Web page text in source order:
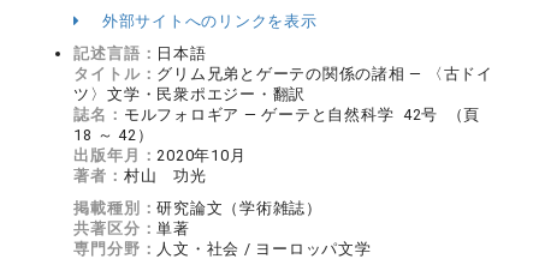
外部サイトへのリンクを表示
記述言語： 日本語
タイトル： グリム兄弟とゲーテの関係の諸相 — 〈古ドイ
ツ〉文学・民衆ポエジー・翻訳
誌名： モルフォロギア ― ゲーテと自然科学 42号 （頁
18 ～ 42）
出版年月：2020年10月
著者： 村山 功光
掲載種別：研究論文（学術雑誌）
共著区分：単著
専門分野： 人文・社会 / ヨーロッパ文学